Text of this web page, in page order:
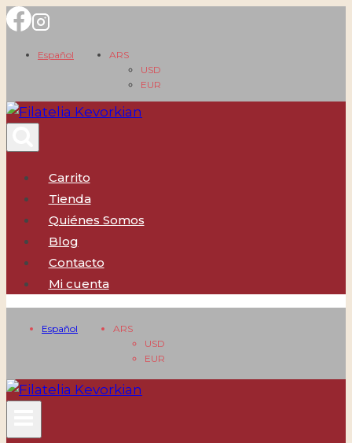
Saltar
contenido
Español
ARS
USD
EUR
Carrito
Tienda
Quiénes Somos
Blog
Contacto
Mi cuenta
Español
ARS
USD
EUR